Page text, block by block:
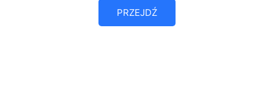
PRZEJDŹ